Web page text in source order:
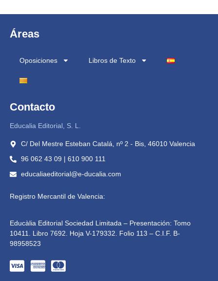
Áreas
Oposiciones Libros de Texto
Contacto
Educalia Editorial, S. L.
C/ Del Mestre Esteban Catalá, nº 2 - Bis, 46010 Valencia
96 062 43 09 | 610 900 111
educaliaeditorial@e-ducalia.com
Registro Mercantil de Valencia:
Educàlia Editorial Sociedad Limitada – Presentación: Tomo
10411. Libro 7692. Hoja V-179332. Folio 113 – C.I.F. B-
98958523